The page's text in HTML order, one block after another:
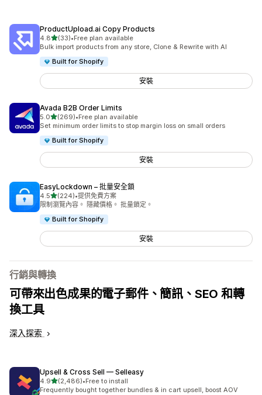
ProductUpload.ai Copy Products
4.8滿分 5 顆星
(33)
共有 33 則評價
•Free plan available
Bulk import products from any store, Clone & Rewrite with AI
Built for Shopify
安裝
Avada B2B Order Limits
5.0滿分 5 顆星
(269)
共有 269 則評價
•Free plan available
Set minimum order limits to stop margin loss on small orders
Built for Shopify
安裝
EasyLockdown – 批量安全鎖
4.5滿分 5 顆星
(224)
共有 224 則評價
•提供免費方案
限制瀏覽內容。 隱藏價格。 批量鎖定。
Built for Shopify
安裝
行銷與轉換
可帶來出色成果的電子郵件、簡訊、SEO 和轉
換工具
深入探索
Upsell & Cross Sell — Selleasy
4.9滿分 5 顆星
(2,486)
共有 2486 則評價
•Free to install
Frequently bought together bundles & in cart upsell, boost AOV